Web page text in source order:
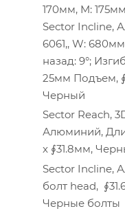
170мм, M:
Sector Incline,
6061,, W:
назад: 9°;
25мм Подъем,
Черный
Sector Reach,
Алюминий,
x ∮31.8мм,
Sector Incline,
болт head,
Черные болты